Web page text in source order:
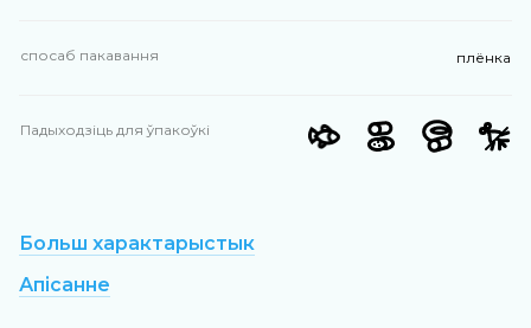
спосаб пакавання плёнка
Падыходзіць для ўпакоўкі
Больш характарыстык
Апісанне